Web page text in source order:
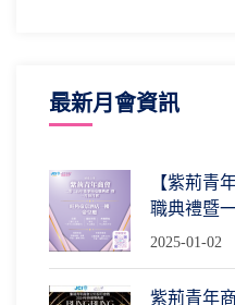
最新月會資訊
【紫荊青
職典禮暨
2025-01-02
紫荊青年